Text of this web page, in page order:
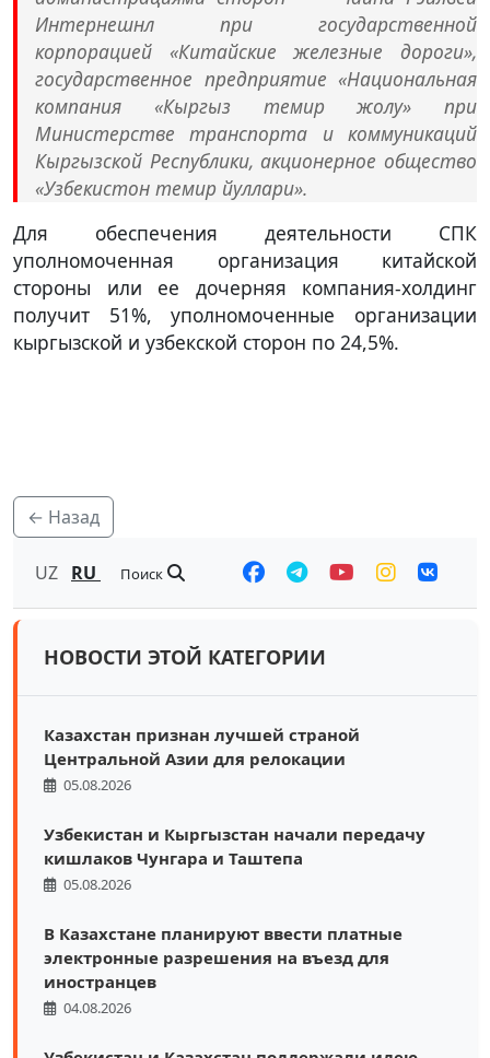
Интернешнл при государственной
корпорацией «Китайские железные дороги»,
государственное предприятие «Национальная
компания «Кыргыз темир жолу» при
Министерстве транспорта и коммуникаций
Кыргызской Республики, акционерное общество
«Узбекистон темир йуллари».
Для обеспечения деятельности СПК
уполномоченная организация китайской
стороны или ее дочерняя компания-холдинг
получит 51%, уполномоченные организации
кыргызской и узбекской сторон по 24,5%.
← Назад
UZ RU Поиск
НОВОСТИ ЭТОЙ КАТЕГОРИИ
Казахстан признан лучшей страной
Центральной Азии для релокации
05.08.2026
Узбекистан и Кыргызстан начали передачу
кишлаков Чунгара и Таштепа
05.08.2026
В Казахстане планируют ввести платные
электронные разрешения на въезд для
иностранцев
04.08.2026